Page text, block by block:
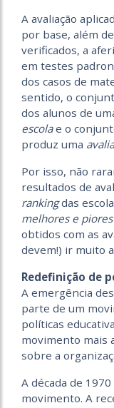
A avaliação
por base, além
verificados, a
em testes
dos casos de
sentido, o
dos alunos de
escolae o
produz uma
Por isso, não
resultados de
rankingdas
melhores e piores
obtidos com as
devem!) ir muito
Redefinição de
A emergência
parte de um
políticas
movimento mais
sobre a
A década de
movimento. A